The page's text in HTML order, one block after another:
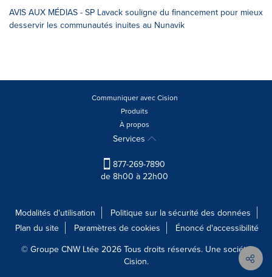
AVIS AUX MÉDIAS - SP Lavack souligne du financement pour mieux
desservir les communautés inuites au Nunavik
Communiquer avec Cision
Produits
À propos
Services
877-269-7890
de 8h00 à 22h00
Modalités d'utilisation
Politique sur la sécurité des données
Plan du site
Paramètres de cookies
Énoncé d'accessibilité
© Groupe CNW Ltée 2026 Tous droits réservés. Une société
Cision.